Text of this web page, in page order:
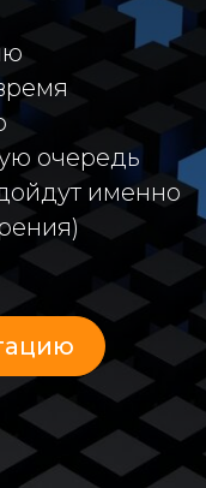
очередь
именно